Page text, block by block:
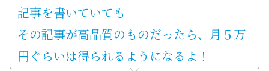
記事を書いていても
その記事が高品質のものだったら、月５万
円ぐらいは得られるようになるよ！